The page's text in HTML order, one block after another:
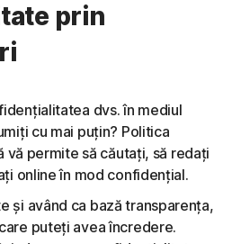
prin
dvs. în mediul
cu mai puțin? Politica
vă permite să căutați, să redați
online în mod confidențial.
și având ca bază transparența,
puteți avea încredere.